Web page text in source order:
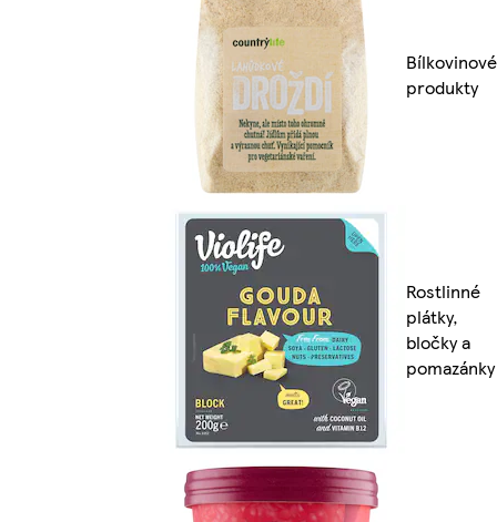
Bílkovinové
produkty
Rostlinné
plátky,
bločky a
pomazánky